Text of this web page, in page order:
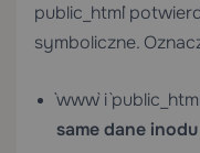
public_html`
symboliczne.
`www` i
same dane inodu